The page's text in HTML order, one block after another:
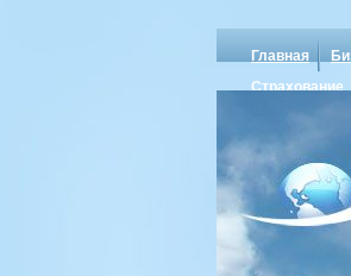
Главная
Страхование